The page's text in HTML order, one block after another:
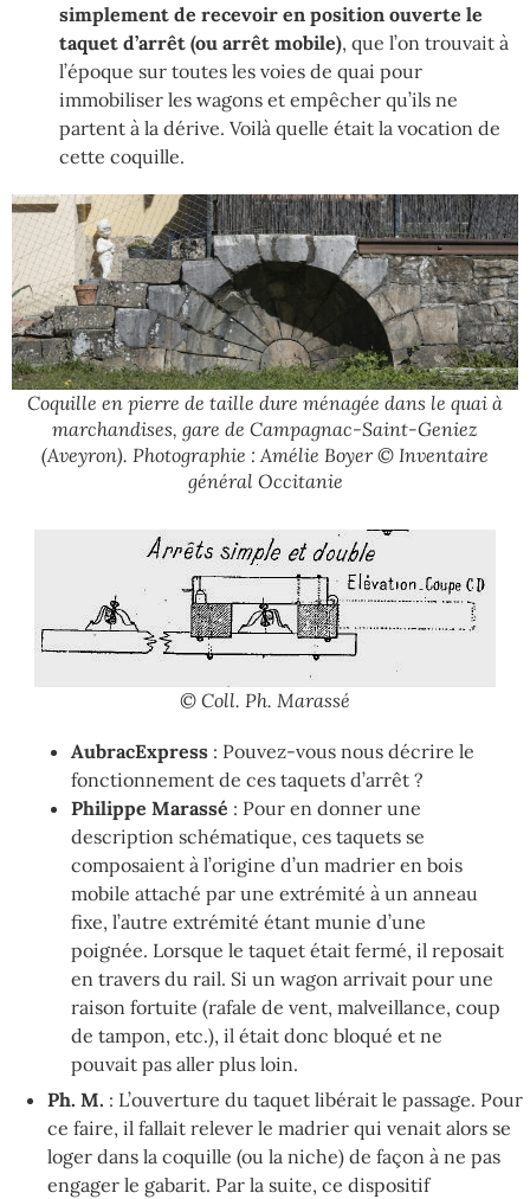
simplement de recevoir en position ouverte le
taquet d’arrêt (ou arrêt mobile), que l’on trouvait à
l’époque sur toutes les voies de quai pour
immobiliser les wagons et empêcher qu’ils ne
partent à la dérive. Voilà quelle était la vocation de
cette coquille.
Coquille en pierre de taille dure ménagée dans le quai à
marchandises, gare de Campagnac-Saint-Geniez
(Aveyron). Photographie : Amélie Boyer © Inventaire
général Occitanie
© Coll. Ph. Marassé
AubracExpress : Pouvez-vous nous décrire le
fonctionnement de ces taquets d’arrêt ?
Philippe Marassé : Pour en donner une
description schématique, ces taquets se
composaient à l’origine d’un madrier en bois
mobile attaché par une extrémité à un anneau
fixe, l’autre extrémité étant munie d’une
poignée. Lorsque le taquet était fermé, il reposait
en travers du rail. Si un wagon arrivait pour une
raison fortuite (rafale de vent, malveillance, coup
de tampon, etc.), il était donc bloqué et ne
pouvait pas aller plus loin.
Ph. M. : L’ouverture du taquet libérait le passage. Pour
ce faire, il fallait relever le madrier qui venait alors se
loger dans la coquille (ou la niche) de façon à ne pas
engager le gabarit. Par la suite, ce dispositif